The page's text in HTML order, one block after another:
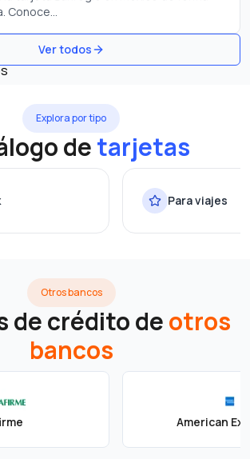
Conoce...
Ver todos
Explora por tipo
detarjetas
Para viajes
Otros bancos
de crédito deotros
bancos
American